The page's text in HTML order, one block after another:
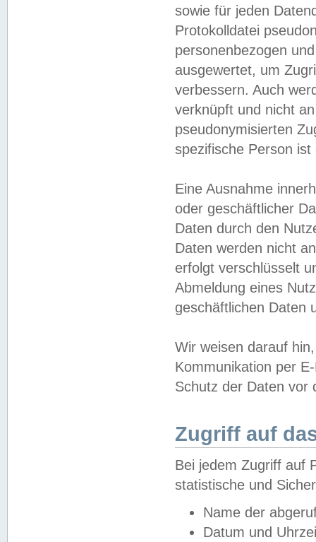
sowie für jeden
Protokolldatei
personenbezogen
ausgewertet, um
verbessern. Auch
verknüpft und nicht
pseudonymisierten
spezifische Person
Eine Ausnahme
oder geschäftlicher
Daten durch den
Daten werden nicht
erfolgt verschlüsselt
Abmeldung eines
geschäftlichen Daten
Wir weisen darauf
Kommunikation per
Schutz der Daten vor
Zugriff auf
Bei jedem Zugriff auf
statistische und
Name der
Datum und